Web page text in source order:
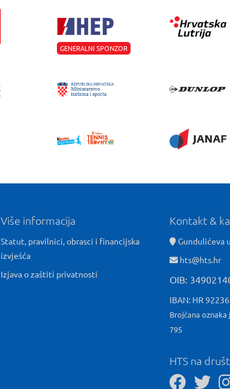
GENERALNI SPONZOR
Više informacija
Statut, pravilnici, obrasci i financijska
izvješća
Izjava o zaštiti privatnosti
Kontakt &
Gundulićeva
hts@hts.hr
OIB:
IBAN: HR
Brojčana
795
HTS na